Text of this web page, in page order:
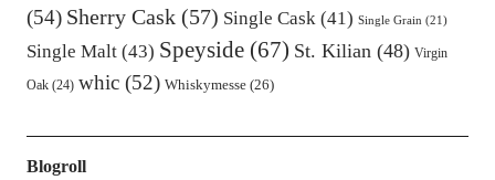
(54) Sherry Cask(57) Single Cask(41) Single Grain (21)
Single Malt(43) Speyside(67) St. Kilian(48) Virgin
Oak(24) whic(52) Whiskymesse(26)
Blogroll